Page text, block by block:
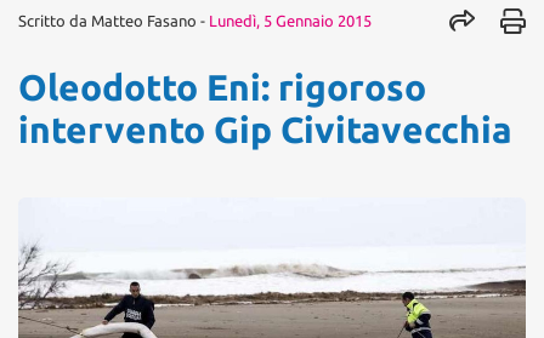
Scritto da Matteo Fasano - Lunedì, 5 Gennaio 2015
Oleodotto Eni: rigoroso
intervento Gip Civitavecchia